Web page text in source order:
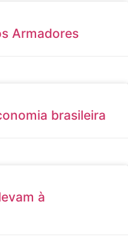
Armadores
brasileira
à